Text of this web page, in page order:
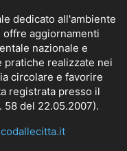
dedicato all'ambiente
offre aggiornamenti
nazionale e
pratiche realizzate nei
circolare e favorire
registrata presso il
del 22.05.2007).